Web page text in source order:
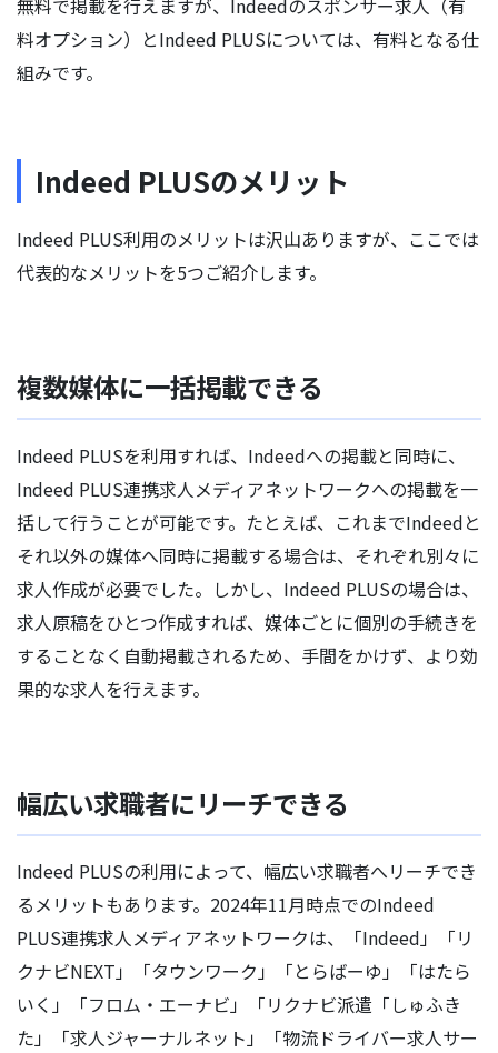
料オプション）とIndeed PLUSについては、有料となる仕
組みです。
Indeed PLUSのメリット
Indeed PLUS利用のメリットは沢山ありますが、ここでは
代表的なメリットを5つご紹介します。
複数媒体に一括掲載できる
Indeed PLUSを利用すれば、Indeedへの掲載と同時に、
Indeed PLUS連携求人メディアネットワークへの掲載を一
括して行うことが可能です。たとえば、これまでIndeedと
それ以外の媒体へ同時に掲載する場合は、それぞれ別々に
求人作成が必要でした。しかし、Indeed PLUSの場合は、
求人原稿をひとつ作成すれば、媒体ごとに個別の手続きを
することなく自動掲載されるため、手間をかけず、より効
果的な求人を行えます。
幅広い求職者にリーチできる
Indeed PLUSの利用によって、幅広い求職者へリーチでき
るメリットもあります。2024年11月時点でのIndeed
PLUS連携求人メディアネットワークは、「Indeed」「リ
クナビNEXT」「タウンワーク」「とらばーゆ」「はたら
いく」「フロム・エーナビ」「リクナビ派遣「しゅふき
た」「求人ジャーナルネット」「物流ドライバー求人サー